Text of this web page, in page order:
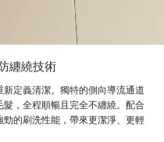
纏繞技術
定義清潔。獨特的側向導流通道
，全程順暢且完全不纏繞。配合
的刷洗性能，帶來更潔淨、更輕